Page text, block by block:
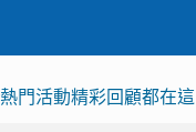
熱門活動精彩回顧都在這